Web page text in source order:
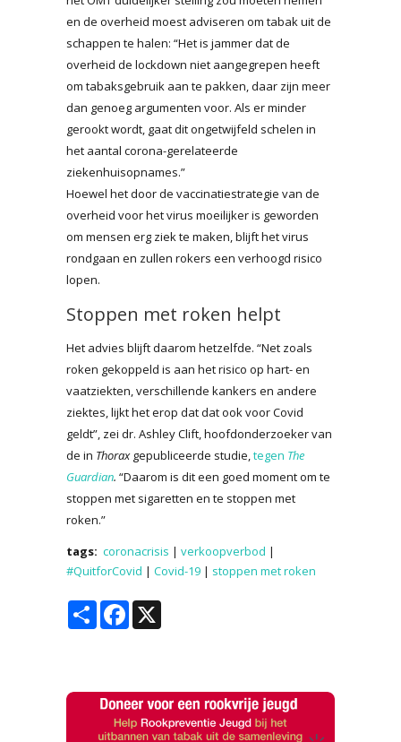
en de overheid moest adviseren om tabak uit de
schappen te halen: “Het is jammer dat de
overheid de lockdown niet aangegrepen heeft
om tabaksgebruik aan te pakken, daar zijn meer
dan genoeg argumenten voor. Als er minder
gerookt wordt, gaat dit ongetwijfeld schelen in
het aantal corona-gerelateerde
ziekenhuisopnames.”
Hoewel het door de vaccinatiestrategie van de
overheid voor het virus moeilijker is geworden
om mensen erg ziek te maken, blijft het virus
rondgaan en zullen rokers een verhoogd risico
lopen.
Stoppen met roken helpt
Het advies blijft daarom hetzelfde. “Net zoals
roken gekoppeld is aan het risico op hart- en
vaatziekten, verschillende kankers en andere
ziektes, lijkt het erop dat dat ook voor Covid
geldt”, zei dr. Ashley Clift, hoofdonderzoeker van
de in Thoraxgepubliceerde studie,tegen The
Guardian. “Daarom is dit een goed moment om te
stoppen met sigaretten en te stoppen met
roken.”
tags: coronacrisis | verkoopverbod |
#QuitforCovid | Covid-19 | stoppen met roken
Share Facebook